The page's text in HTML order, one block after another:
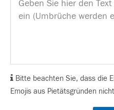
Bitte beachten Sie, dass die
Emojis aus Pietätsgründen